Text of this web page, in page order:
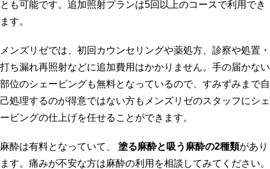
とも可能です。追加照射プランは5回以上のコースで利用でき
ます。
メンズリゼでは、初回カウンセリングや薬処方、診察や処置・
打ち漏れ再照射などに追加費用はかかりません。手の届かない
部位のシェービングも無料となっているので、すみずみまで自
己処理するのが得意ではない方もメンズリゼのスタッフにシェ
ービングの仕上げを任せることができます。
麻酔は有料となっていて、 塗る麻酔と吸う麻酔の2種類があり
ます。痛みが不安な方は麻酔の利用を相談してみてください。